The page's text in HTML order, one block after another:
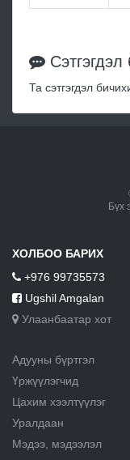
Сэтгэгдэл
Та сэтгэгдэл
Бүх
ХОЛБОО БАРИХ
+976 99735573
Ugshil Amgalan
Улаанбаатар хот
Адууны бүртгэл
Үржүүлэгчид
Цахим хээлтүүлэг
Уралдаан
Мэдээ, мэдээлэл